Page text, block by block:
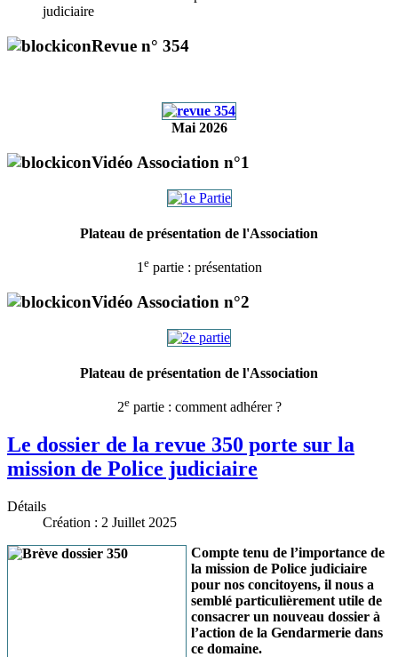
judiciaire
Revue n° 354
Mai 2026
Vidéo Association n°1
Plateau de présentation de l'Association
1 epartie : présentation
Vidéo Association n°2
Plateau de présentation de l'Association
2epartie : comment adhérer ?
Le dossier de la revue 350 porte sur la
mission de Police judiciaire
Détails
Création : 2 Juillet 2025
Compte tenu de l’importance de
la mission de Police judiciaire
pour nos concitoyens, il nous a
semblé particulièrement utile de
consacrer un nouveau dossier à
l’action de la Gendarmerie dans
ce domaine.